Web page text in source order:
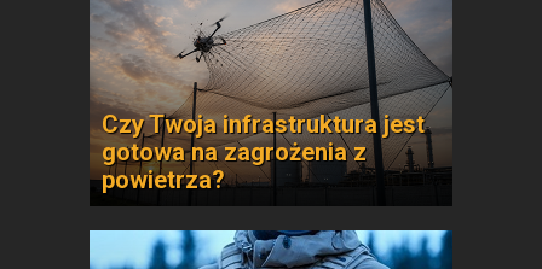
Czy Twoja infrastruktura jest
gotowa na zagrożenia z
powietrza?